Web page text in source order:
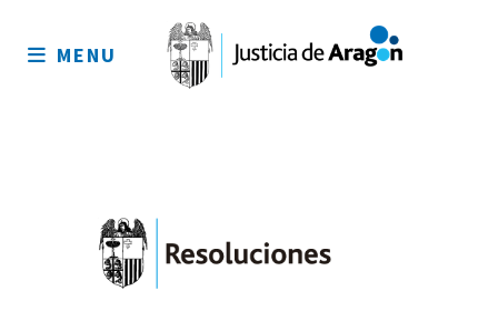
sitio
MENU